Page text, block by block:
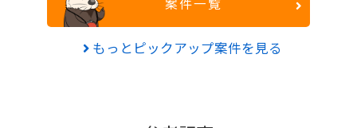
もっとピックアップ案件を見る